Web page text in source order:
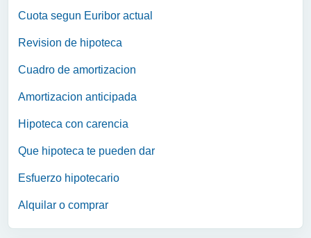
Cuota segun Euribor actual
Revision de hipoteca
Cuadro de amortizacion
Amortizacion anticipada
Hipoteca con carencia
Que hipoteca te pueden dar
Esfuerzo hipotecario
Alquilar o comprar